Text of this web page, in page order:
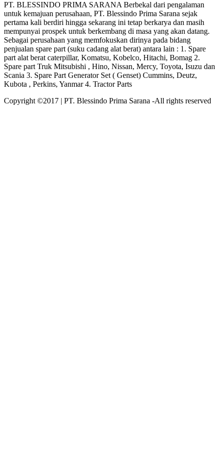
PT. BLESSINDO PRIMA SARANA Berbekal dari pengalaman
untuk kemajuan perusahaan, PT. Blessindo Prima Sarana sejak
pertama kali berdiri hingga sekarang ini tetap berkarya dan masih
mempunyai prospek untuk berkembang di masa yang akan datang.
Sebagai perusahaan yang memfokuskan dirinya pada bidang
penjualan spare part (suku cadang alat berat) antara lain : 1. Spare
part alat berat caterpillar, Komatsu, Kobelco, Hitachi, Bomag 2.
Spare part Truk Mitsubishi , Hino, Nissan, Mercy, Toyota, Isuzu dan
Scania 3. Spare Part Generator Set ( Genset) Cummins, Deutz,
Kubota , Perkins, Yanmar 4. Tractor Parts
Copyright ©2017 | PT. Blessindo Prima Sarana -All rights reserved